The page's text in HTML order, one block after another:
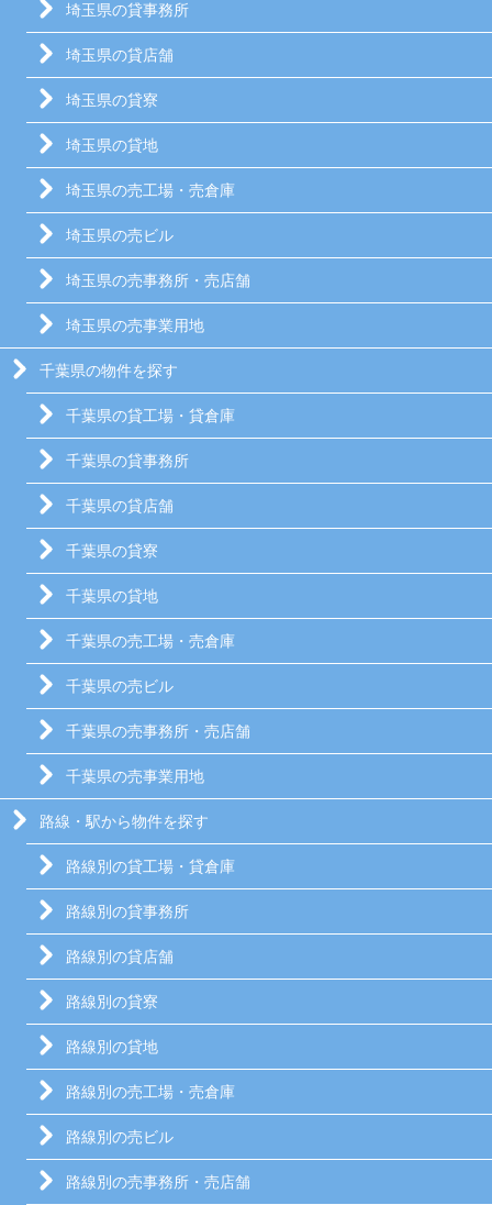
埼玉県の貸事務所
埼玉県の貸店舗
埼玉県の貸寮
埼玉県の貸地
埼玉県の売工場・売倉庫
埼玉県の売ビル
埼玉県の売事務所・売店舗
埼玉県の売事業用地
千葉県の物件を探す
千葉県の貸工場・貸倉庫
千葉県の貸事務所
千葉県の貸店舗
千葉県の貸寮
千葉県の貸地
千葉県の売工場・売倉庫
千葉県の売ビル
千葉県の売事務所・売店舗
千葉県の売事業用地
路線・駅から物件を探す
路線別の貸工場・貸倉庫
路線別の貸事務所
路線別の貸店舗
路線別の貸寮
路線別の貸地
路線別の売工場・売倉庫
路線別の売ビル
路線別の売事務所・売店舗